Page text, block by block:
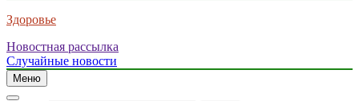
Здоровье
Новостная рассылка
Случайные новости
Меню